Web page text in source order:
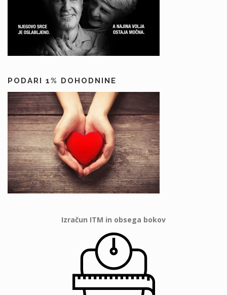
PODARI 1% DOHODNINE
Izračun ITM in obsega bokov